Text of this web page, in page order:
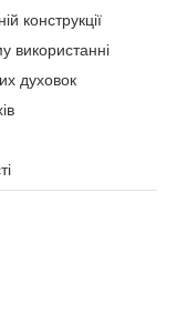
конструкції
використанні
духовок